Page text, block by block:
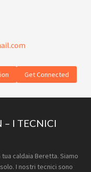
Get Connected
I TECNICI
caldaia Beretta. Siamo
I nostri tecnici sono